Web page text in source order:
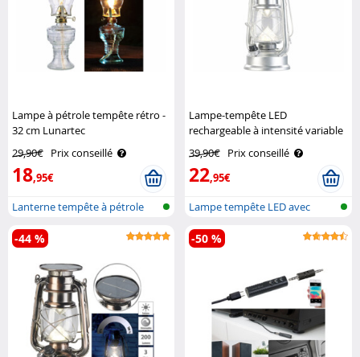
Lampe à pétrole tempête rétro -
32 cm Lunartec
29,90€ Prix conseillé
18,95€
Lanterne tempête à pétrole
design v..
Lampe-tempête LED
rechargeable à intensité variable
200lm / 3W / 8000K - Argent
Lunartec
39,90€ Prix conseillé
22,95€
Lampe tempête LED avec
batterie
-44 % -50 %